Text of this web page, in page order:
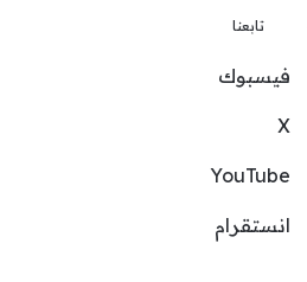
تابعنا
فيسبوك
‫X
‫YouTube
انستقرام